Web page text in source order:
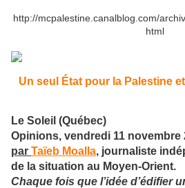
http://mcpalestine.canalblog.com/
html
Un seul État pour la Palestine
Le Soleil (Québec)
Opinions, vendredi 11 novembre
par Taïeb Moalla, journaliste
de la situation au Moyen-Orient.
Chaque fois que l’idée d’édifier